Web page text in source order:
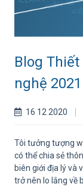
Blog
nghệ 2021
16 12 2020
Tôi tưởng tượng
có thể chia sẻ
biên giới địa lý và
trở nên lo lắng về